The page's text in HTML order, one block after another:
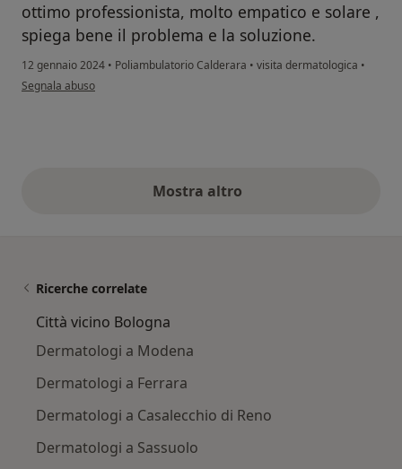
ottimo professionista, molto empatico e solare ,
spiega bene il problema e la soluzione.
12 gennaio 2024 • Poliambulatorio Calderara • visita dermatologica •
secondo l'opinione dell'utente L.A.
Segnala abuso
Mostra altroopinioni di cui sopra
Ricerche correlate
Città vicino Bologna
Dermatologi a Modena
Dermatologi a Ferrara
Dermatologi a Casalecchio di Reno
Dermatologi a Sassuolo